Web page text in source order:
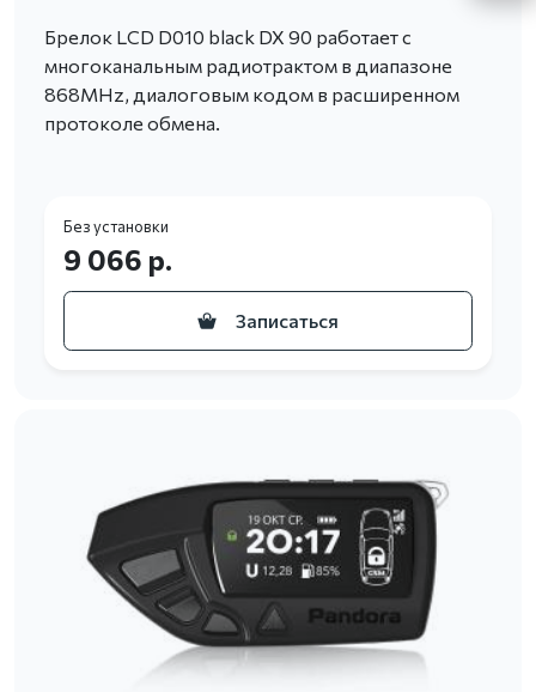
Брелок LCD D010 black DX 90 работает c
многоканальным радиотрактом в диапазоне
868MHz, диалоговым кодом в расширенном
протоколе обмена.
Без установки
9 066 р.
Записаться